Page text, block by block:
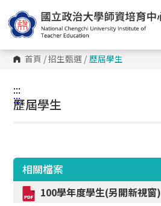
到
主
要
內
容
區 首頁 /招生甄選 / 歷屆學生
:::
:::
歷屆學生
相關檔案
100學年度學生(另開新視窗)